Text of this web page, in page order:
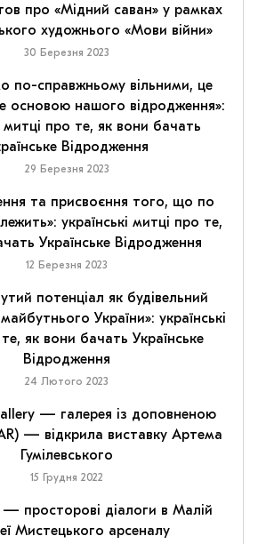
про «Мідний саван» у рамках
художнього «Мови війни»
30 Березня 2023
по-справжньому вільними, це
основою нашого відродження»:
митці про те, як вони бачать
Відродження
29 Березня 2023
та присвоєння того, що по
українські митці про те,
Українське Відродження
12 Березня 2023
потенціал як будівельний
України»: українські
як вони бачать Українське
Відродження
24 Лютого 2023
— галерея із доповненою
— відкрила виставку Артема
Гумілевського
15 Грудня 2022
— просторові діалоги в Малій
Мистецького арсеналу